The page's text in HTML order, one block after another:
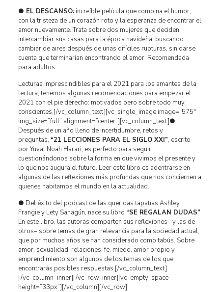
● EL DESCANSO:increíble película que combina el humor,
con la tristeza de un corazón roto y la esperanza de encontrar el
amor nuevamente. Trata sobre dos mujeres que deciden
intercambiar sus casas para la época navideña, buscando
cambiar de aires después de unas difíciles rupturas, sin darse
cuenta que terminarían encontrando el amor. Recomendada
para adultos.
Lecturas imprescindibles para el 2021 para los amantes de la
lectura, tenemos algunas recomendaciones para empezar el
2021 con el pie derecho: motivados pero sobre todo muy
conscientes.[/vc_column_text][vc_single_image image=”575″
img_size=”full” alignment=”center”][vc_column_text]●
Después de un año lleno de incertidumbre, retos y
preguntas, “21 LECCIONES PARA EL SIGLO XXI”, escrito
por Yuval Noah Harari, es perfecto para seguir
cuestionándonos sobre la forma en que vivimos el presente y
lo que nos augura el futuro. Leer este libro es adentrarse en
algunas de las reflexiones más profundas que nos conciernen a
quienes habitamos el mundo en la actualidad.
● Del éxito del podcast de las queridas tapatías Ashley
Frangie y Lety Sahagún, nace su libro “SE REGALAN DUDAS”.
En este libro, las autoras comparten sus reflexiones –y las de
otros– sobre temas de gran relevancia para la sociedad actual,
que por muchos años se han considerado como tabús. Sobre
amor, sexualidad, relaciones, fe, miedo, amor propio y
emprendimiento son algunos de los temas de los que
encontrarás posibles respuestas.[/vc_column_text]
[/vc_column_inner][/vc_row_inner][vc_empty_space
height=”33px”][/vc_column][/vc_row]